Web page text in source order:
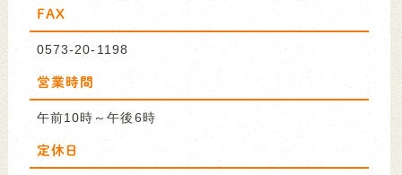
FAX
0573-20-1198
営業時間
午前10時～午後6時
定休日